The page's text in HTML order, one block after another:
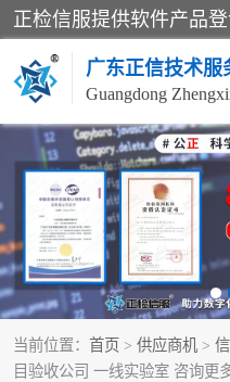
广东正信技术服
当前位置： 首页 > 供应商机 >
目验收公司 一线实验室 咨询更
电子政务验收测评
应用软件系统测试
科技成果鉴定测试
信息安全风险评估